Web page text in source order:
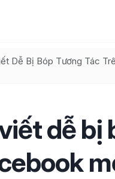
Bóp Tương Tác Trên Facebook Mới Nhất 2026
dễ